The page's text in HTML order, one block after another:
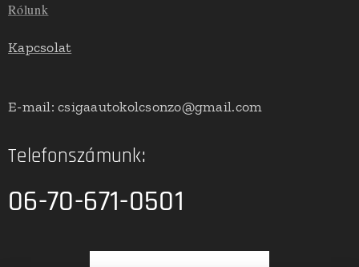
Rólunk
Kapcsolat
E-mail: csigaautokolcsonzo@gmail.com
Telefonszámunk:
06-70-671-0501